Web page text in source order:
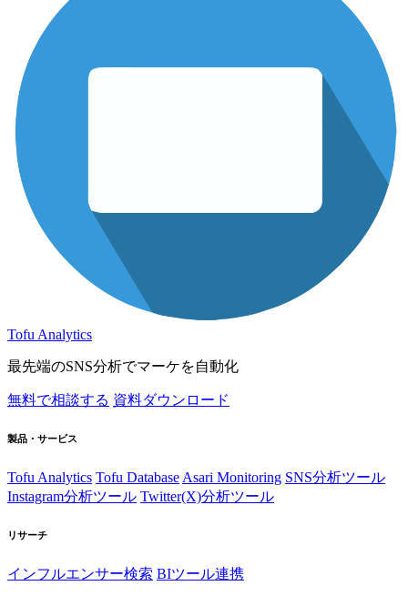
Tofu Analytics
最先端のSNS分析でマーケを自動化
無料で相談する 資料ダウンロード
製品・サービス
Tofu Analytics Tofu Database Asari Monitoring SNS分析ツール
Instagram分析ツール Twitter(X)分析ツール
リサーチ
インフルエンサー検索 BIツール連携